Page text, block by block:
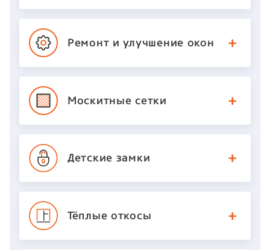
Ремонт и улучшение окон
Москитныесетки
Детские замки
Тёплые откосы